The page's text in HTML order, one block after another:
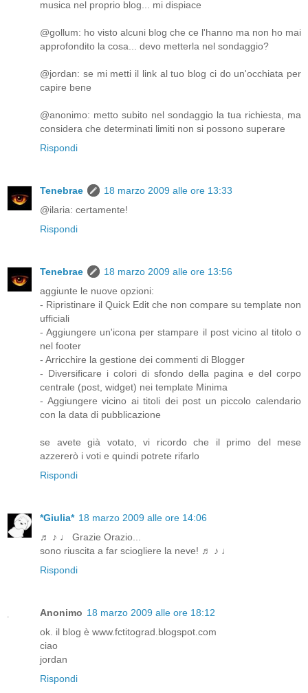
musica nel proprio blog... mi dispiace
@gollum: ho visto alcuni blog che ce l'hanno ma non ho mai
approfondito la cosa... devo metterla nel sondaggio?
@jordan: se mi metti il link al tuo blog ci do un'occhiata per
capire bene
@anonimo: metto subito nel sondaggio la tua richiesta, ma
considera che determinati limiti non si possono superare
Rispondi
Tenebrae
18 marzo 2009 alle ore 13:33
@ilaria: certamente!
Rispondi
Tenebrae
18 marzo 2009 alle ore 13:56
aggiunte le nuove opzioni:
- Ripristinare il Quick Edit che non compare su template non
ufficiali
- Aggiungere un'icona per stampare il post vicino al titolo o
nel footer
- Arricchire la gestione dei commenti di Blogger
- Diversificare i colori di sfondo della pagina e del corpo
centrale (post, widget) nei template Minima
- Aggiungere vicino ai titoli dei post un piccolo calendario
con la data di pubblicazione
se avete già votato, vi ricordo che il primo del mese
azzererò i voti e quindi potrete rifarlo
Rispondi
*Giulia* 18 marzo 2009 alle ore 14:06
♬ ♪ ♩ Grazie Orazio...
sono riuscita a far sciogliere la neve! ♬ ♪ ♩
Rispondi
Anonimo 18 marzo 2009 alle ore 18:12
ok. il blog è www.fctitograd.blogspot.com
ciao
jordan
Rispondi